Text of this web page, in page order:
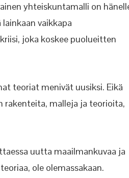
yhteiskuntamalli on
vaikkapa
joka koskee puolueitten
teoriat menivät uusiksi. Eikä
rakenteita, malleja ja teorioita,
uutta maailmankuvaa ja
ole olemassakaan.